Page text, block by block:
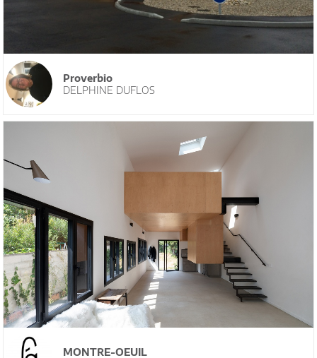
Proverbio
DELPHINE DUFLOS
MONTRE-OEUIL